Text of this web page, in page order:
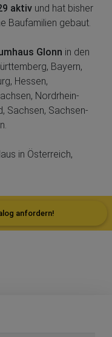
aktiv und hat bisher
Baufamilien gebaut.
Glonn in den
Bayern,
Hessen,
Nordrhein-
Sachsen, Sachsen-
in Österreich,
anfordern!